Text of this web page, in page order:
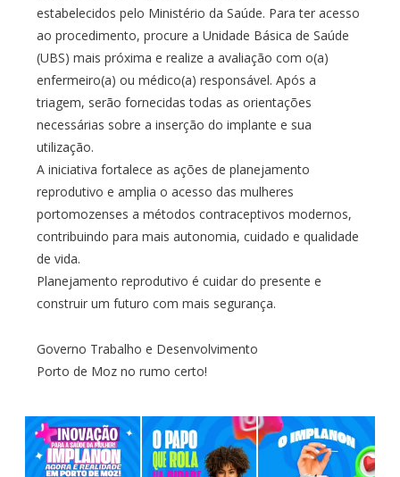
estabelecidos pelo Ministério da Saúde. Para ter acesso
ao procedimento, procure a Unidade Básica de Saúde
(UBS) mais próxima e realize a avaliação com o(a)
enfermeiro(a) ou médico(a) responsável. Após a
triagem, serão fornecidas todas as orientações
necessárias sobre a inserção do implante e sua
utilização.
A iniciativa fortalece as ações de planejamento
reprodutivo e amplia o acesso das mulheres
portomozenses a métodos contraceptivos modernos,
contribuindo para mais autonomia, cuidado e qualidade
de vida.
Planejamento reprodutivo é cuidar do presente e
construir um futuro com mais segurança.
Governo Trabalho e Desenvolvimento
Porto de Moz no rumo certo!